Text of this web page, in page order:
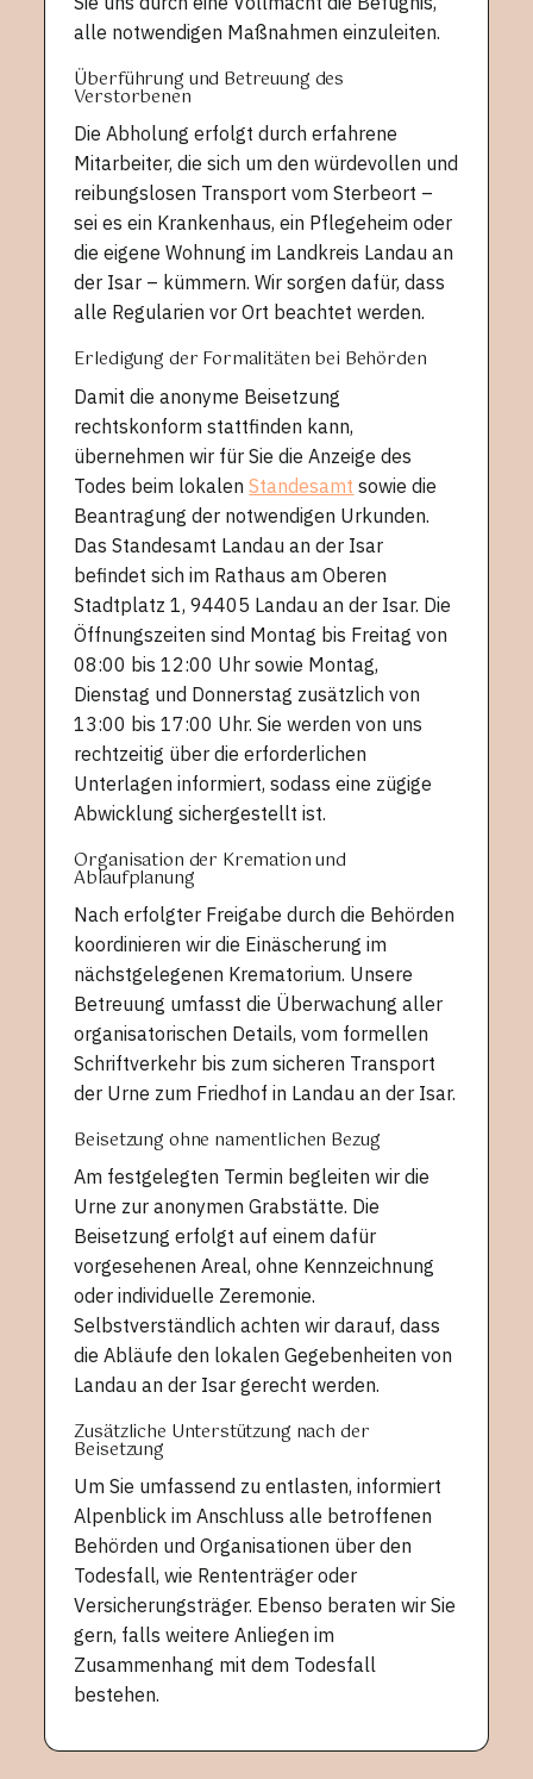
alle notwendigen Maßnahmen einzuleiten.
Überführung und Betreuung des
Verstorbenen
Die Abholung erfolgt durch erfahrene
Mitarbeiter, die sich um den würdevollen und
reibungslosen Transport vom Sterbeort –
sei es ein Krankenhaus, ein Pflegeheim oder
die eigene Wohnung im Landkreis Landau an
der Isar – kümmern. Wir sorgen dafür, dass
alle Regularien vor Ort beachtet werden.
Erledigung der Formalitäten bei Behörden
Damit die anonyme Beisetzung
rechtskonform stattfinden kann,
übernehmen wir für Sie die Anzeige des
Todes beim lokalenStandesamt sowie die
Beantragung der notwendigen Urkunden.
Das Standesamt Landau an der Isar
befindet sich im Rathaus am Oberen
Stadtplatz 1, 94405 Landau an der Isar. Die
Öffnungszeiten sind Montag bis Freitag von
08:00 bis 12:00 Uhr sowie Montag,
Dienstag und Donnerstag zusätzlich von
13:00 bis 17:00 Uhr. Sie werden von uns
rechtzeitig über die erforderlichen
Unterlagen informiert, sodass eine zügige
Abwicklung sichergestellt ist.
Organisation der Kremation und
Ablaufplanung
Nach erfolgter Freigabe durch die Behörden
koordinieren wir die Einäscherung im
nächstgelegenen Krematorium. Unsere
Betreuung umfasst die Überwachung aller
organisatorischen Details, vom formellen
Schriftverkehr bis zum sicheren Transport
der Urne zum Friedhof in Landau an der Isar.
Beisetzung ohne namentlichen Bezug
Am festgelegten Termin begleiten wir die
Urne zur anonymen Grabstätte. Die
Beisetzung erfolgt auf einem dafür
vorgesehenen Areal, ohne Kennzeichnung
oder individuelle Zeremonie.
Selbstverständlich achten wir darauf, dass
die Abläufe den lokalen Gegebenheiten von
Landau an der Isar gerecht werden.
Zusätzliche Unterstützung nach der
Beisetzung
Um Sie umfassend zu entlasten, informiert
Alpenblick im Anschluss alle betroffenen
Behörden und Organisationen über den
Todesfall, wie Rententräger oder
Versicherungsträger. Ebenso beraten wir Sie
gern, falls weitere Anliegen im
Zusammenhang mit dem Todesfall
bestehen.